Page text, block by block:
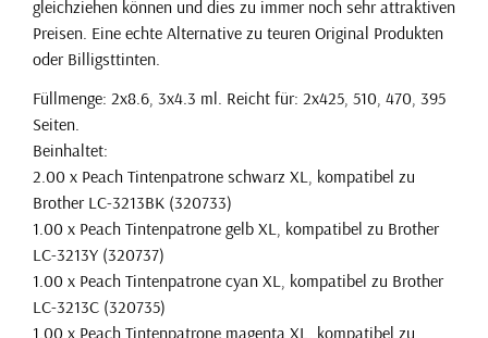
gleichziehen können und dies zu immer noch sehr attraktiven
Preisen. Eine echte Alternative zu teuren Original Produkten
oder Billigsttinten.
Füllmenge: 2x8.6, 3x4.3 ml. Reicht für: 2x425, 510, 470, 395
Seiten.
Beinhaltet:
2.00 x Peach Tintenpatrone schwarz XL, kompatibel zu
Brother LC-3213BK (320733)
1.00 x Peach Tintenpatrone gelb XL, kompatibel zu Brother
LC-3213Y (320737)
1.00 x Peach Tintenpatrone cyan XL, kompatibel zu Brother
LC-3213C (320735)
1.00 x Peach Tintenpatrone magenta XL, kompatibel zu